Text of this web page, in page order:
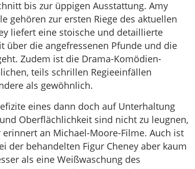
bis zur üppigen Ausstattung. Amy
gehören zur ersten Riege des aktuellen
liefert eine stoische und detaillierte
über die angefressenen Pfunde und die
Zudem ist die Drama-Komödien-
teils schrillen Regieeinfällen
als gewöhnlich.
eines dann doch auf Unterhaltung
Oberflächlichkeit sind nicht zu leugnen,
an Michael-Moore-Filme. Auch ist
der behandelten Figur Cheney aber kaum
als eine Weißwaschung des